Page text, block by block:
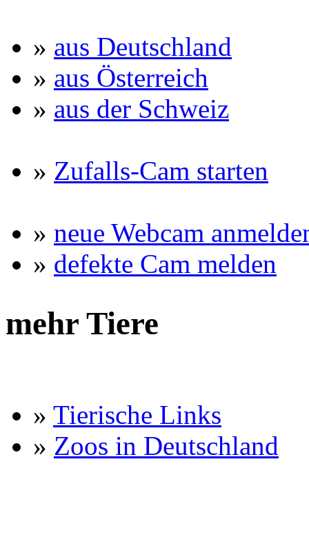
» aus Deutschland
» aus Österreich
» aus der Schweiz
» Zufalls-Cam starten
» neue Webcam
» defekte Cam melden
mehr Tiere
» Tierische Links
» Zoos in Deutschland